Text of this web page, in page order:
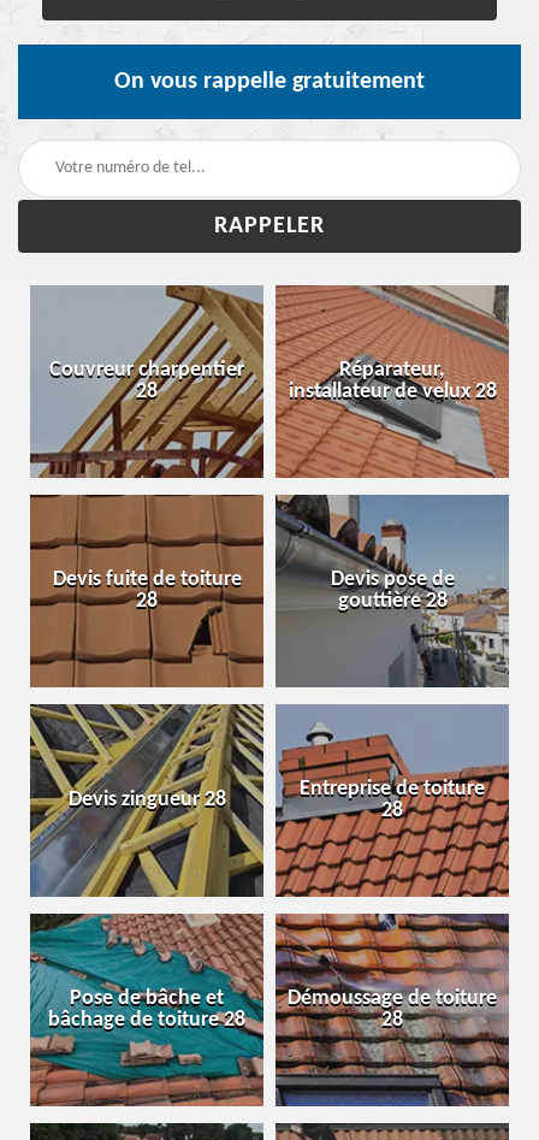
On vous rappelle gratuitement
Couvreur charpentier
28
Réparateur,
installateur de velux 28
Devis fuite de toiture
28
Devis pose de
gouttière 28
Devis zingueur 28
Entreprise de toiture
28
Pose de bâche et
bâchage de toiture 28
Démoussage de toiture
28